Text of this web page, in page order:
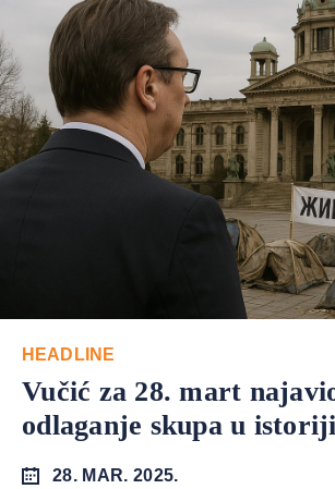
HEADLINE
Vučić za 28. mart
odlaganje skupa u istoriji
28. MAR. 2025.